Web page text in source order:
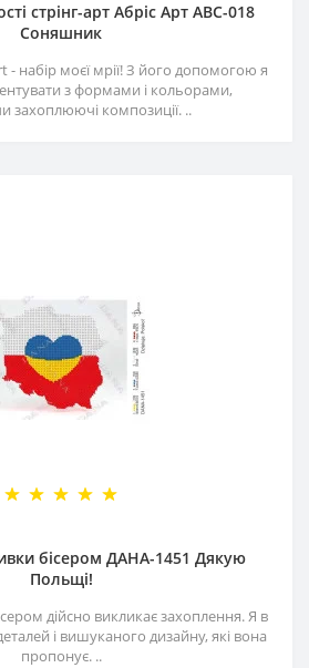
стрінг-арт Абріс Арт АВС-018
Соняшник
- набір моєї мрії! З його допомогою я
з формами і кольорами,
захоплюючі композиції. ..
бісером ДАНА-1451 Дякую
Польщі!
дійсно викликає захоплення. Я в
і вишуканого дизайну, які вона
пропонує. ..